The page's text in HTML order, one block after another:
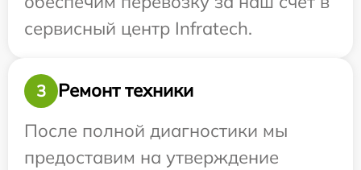
сервисный центр Infratech.
3
Ремонт техники
После полной диагностики мы
предоставим на утверждение